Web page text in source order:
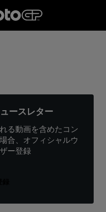
ースレター
る動画を含めたコン
合、オフィシャルウ
ー登録